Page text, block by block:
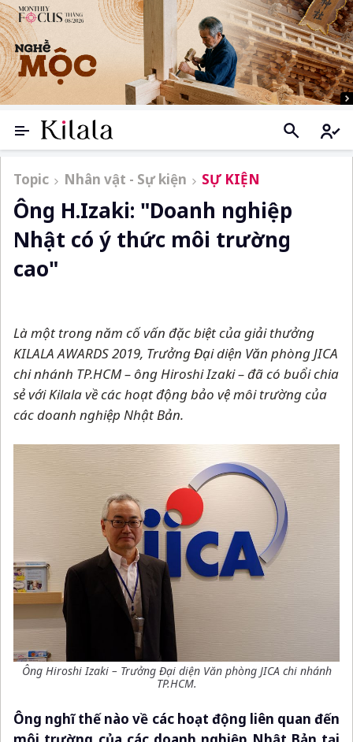
Topic Nhân vật - Sự kiện SỰ KIỆN
Ông H.Izaki: "Doanh nghiệp
Nhật có ý thức môi trường
cao"
Là một trong năm cố vấn đặc biệt của giải thưởng
KILALA AWARDS 2019, Trưởng Đại diện Văn phòng JICA
chi nhánh TP.HCM–ông Hiroshi Izaki–đã có buổi chia
sẻ với Kilala về các hoạt động bảo vệ môi trường của
các doanh nghiệp Nhật Bản.
Ông Hiroshi Izaki –Trưởng Đại diện Văn phòng JICA chi nhánh
TP.HCM.
Ông nghĩ thế nào về các hoạt động liên quan đến